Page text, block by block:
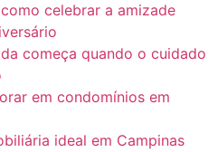
celebrar a amizade
começa quando o cuidado
em condomínios em
ideal em Campinas